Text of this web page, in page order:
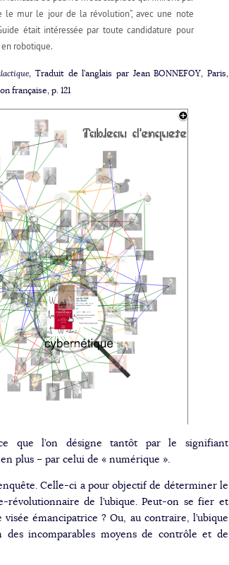
le mur le jour de la révolution”, avec une note
était intéressée par toute candidature pour
robotique.
, Traduit de l’anglais par Jean BONNEFOY, Paris,
française, p. 121
que l’on désigne tantôt par le signifiant
plus – par celui de « numérique ».
Celle-ci a pour objectif de déterminer le
révolutionnaire de l’ubique. Peut-on se fier et
émancipatrice ? Ou, au contraire, l’ubique
incomparables moyens de contrôle et de